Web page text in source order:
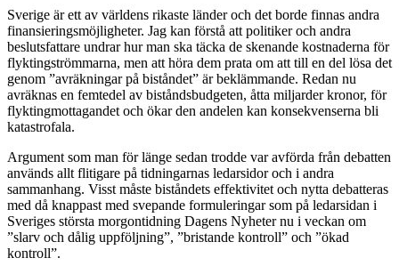
Sverige är ett av världens rikaste länder och det borde finnas andra
finansieringsmöjligheter. Jag kan förstå att politiker och andra
beslutsfattare undrar hur man ska täcka de skenande kostnaderna för
flyktingströmmarna, men att höra dem prata om att till en del lösa det
genom ”avräkningar på biståndet” är beklämmande. Redan nu
avräknas en femtedel av biståndsbudgeten, åtta miljarder kronor, för
flyktingmottagandet och ökar den andelen kan konsekvenserna bli
katastrofala.
Argument som man för länge sedan trodde var avförda från debatten
används allt flitigare på tidningarnas ledarsidor och i andra
sammanhang. Visst måste biståndets effektivitet och nytta debatteras
med då knappast med svepande formuleringar som på ledarsidan i
Sveriges största morgontidning Dagens Nyheter nu i veckan om
”slarv och dålig uppföljning”, ”bristande kontroll” och ”ökad
kontroll”.